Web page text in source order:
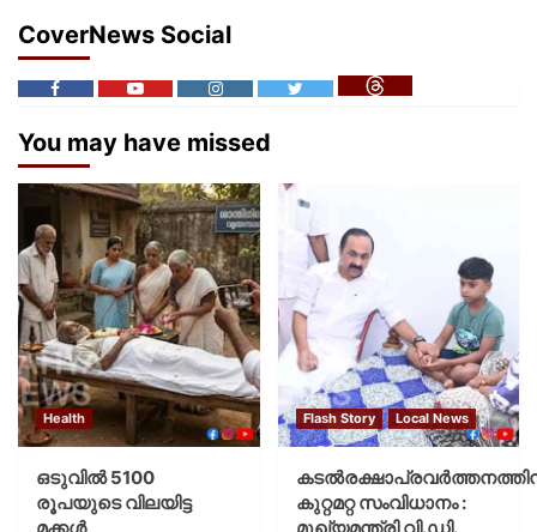
CoverNews Social
You may have missed
Health
ഒടുവിൽ 5100
രൂപയുടെ വിലയിട്ട
മക്കൾ
Flash Story Local News
കുറ്റമറ്റ സംവിധാനം :
മുഖ്യമന്ത്രി വി.ഡി.